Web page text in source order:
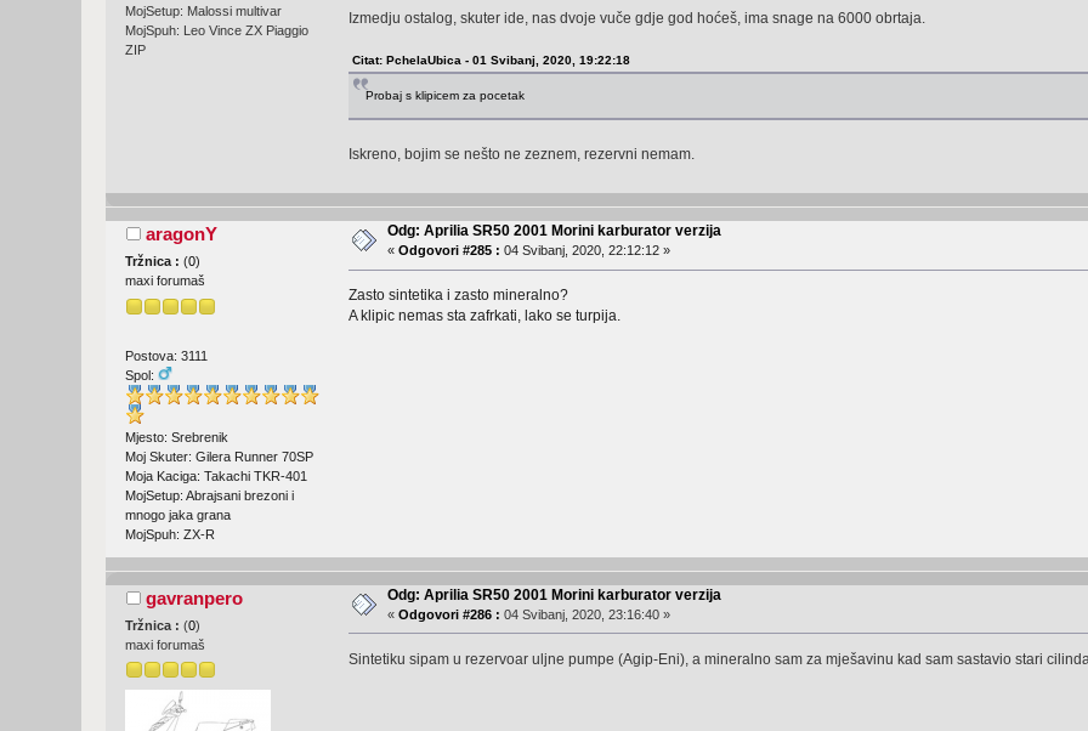
MojSetup: Malossi multivar
MojSpuh: Leo Vince ZX Piaggio
ZIP
Izmedju ostalog, skuter ide, nas dvoje vuče gdje god hoćeš, ima snage na 6000 obrtaja.
Citat: PchelaUbica - 01 Svibanj, 2020, 19:22:18
Probaj s klipicem za pocetak
Iskreno, bojim se nešto ne zeznem, rezervni nemam.
aragonY
Tržnica :(0)
maxi forumaš
Postova: 3111
Spol:
Mjesto: Srebrenik
Moj Skuter: Gilera Runner 70SP
Moja Kaciga: Takachi TKR-401
MojSetup: Abrajsani brezoni i
mnogo jaka grana
MojSpuh: ZX-R
Odg: Aprilia SR50 2001 Morini karburator verzija
«Odgovori #285 : 04 Svibanj, 2020, 22:12:12 »
Zasto sintetika i zasto mineralno?
A klipic nemas sta zafrkati, lako se turpija.
gavranpero
Tržnica :(0)
maxi forumaš
Odg: Aprilia SR50 2001 Morini karburator verzija
«Odgovori #286 : 04 Svibanj, 2020, 23:16:40 »
Sintetiku sipam u rezervoar uljne pumpe (Agip-Eni), a mineralno sam za mješavinu kad sam sastavio stari